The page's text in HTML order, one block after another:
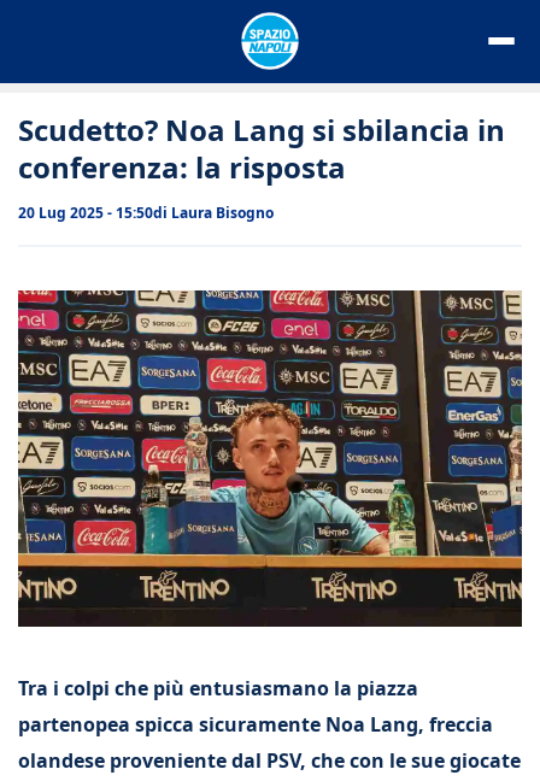
Scudetto? Noa Lang si sbilancia in
conferenza: la risposta
20 Lug 2025 - 15:50di Laura Bisogno
Tra i colpi che più entusiasmano la piazza
partenopea spicca sicuramente Noa Lang, freccia
olandese proveniente dal PSV, che con le sue giocate